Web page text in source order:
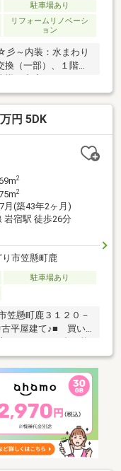
駐車場あり
リフォームリノベーシ
ョン
～内装：水まわり
（一部）、１階和
ニやドラッグスト
♪◆ お気軽にお問い
☆＊ーー Ｌｉｆｅ
東小学校まで徒歩
さくらみくら笠懸
店まで徒歩４分♪
円 5DK
2
2
月(築43年2ヶ月)
岩宿駅 徒歩26分
市笠懸町鹿
駐車場あり
懸町鹿３１２０－
古平屋建て♪■ 買い
分１／３※ 汲取※ 契
相談＊＊☆＊＊ ー
ーー ＊＊☆＊＊◇
：徒歩１１分♪◇ け
鹿田店：徒歩８分
徒歩１１分♪◇ 笠懸